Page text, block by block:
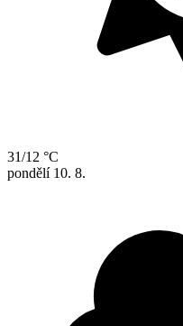
31/12 °C
pondělí 10. 8.